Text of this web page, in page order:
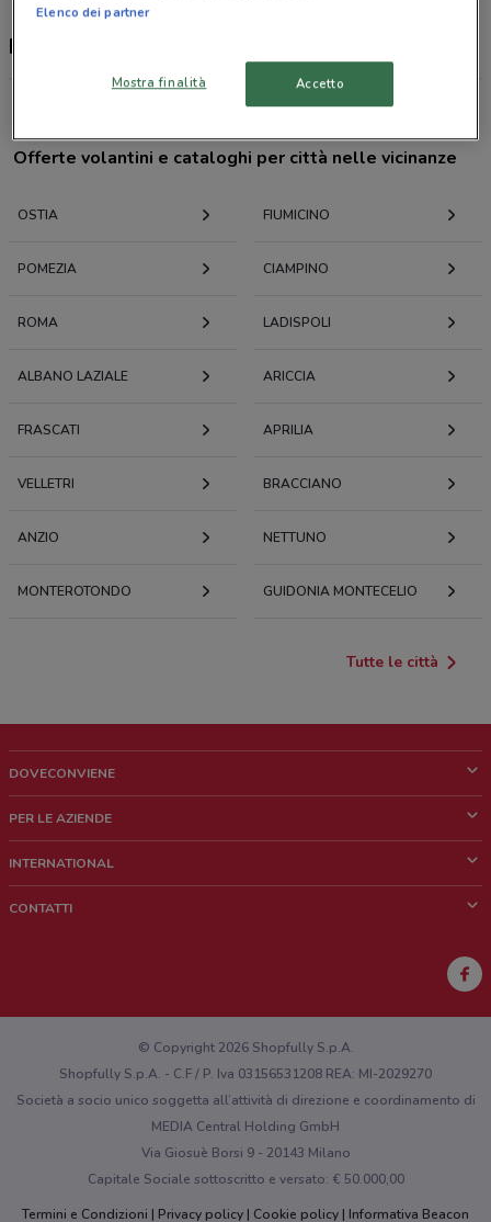
Fiducia & Convenienza, offerte e negozi
Offerte volantini e cataloghi per città nelle vicinanze
OSTIA FIUMICINO
POMEZIA CIAMPINO
ROMA LADISPOLI
ALBANO LAZIALE ARICCIA
FRASCATI APRILIA
VELLETRI BRACCIANO
ANZIO NETTUNO
MONTEROTONDO GUIDONIA MONTECELIO
Tutte le città
DOVECONVIENE
Chi siamo
Lavora con noi
PER LE AZIENDE
Richieste commerciali e marketing
INTERNATIONAL
CONTATTI
Hai un malfunzionamento sul web o sull'app?
© Copyright 2026 Shopfully S.p.A.
Shopfully S.p.A. - C.F / P. Iva 03156531208 REA: MI-2029270
Società a socio unico soggetta all’attività di direzione e coordinamento di
MEDIA Central Holding GmbH
Via Giosuè Borsi 9 - 20143 Milano
Capitale Sociale sottoscritto e versato: € 50.000,00
Termini e Condizioni
Privacy policy Cookie policy Informativa Beacon
Elenco dei partner
Mostra finalità Accetto